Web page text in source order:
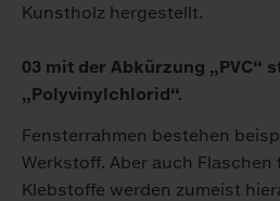
Kunstholz hergestellt.
03 mit der Abkürzung „PVC“
„Polyvinylchlorid“.
Fensterrahmen bestehen
Werkstoff. Aber auch
Klebstoffe werden zumeist